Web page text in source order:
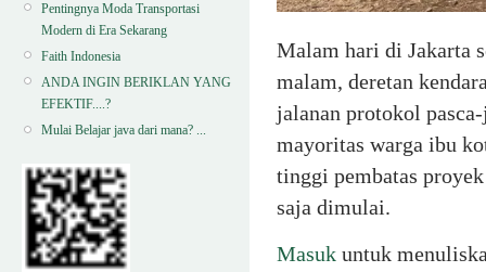
Pentingnya Moda Transportasi
Modern di Era Sekarang
Faith Indonesia
ANDA INGIN BERIKLAN YANG
EFEKTIF....?
Mulai Belajar java dari mana? ...
Malam hari di Jakarta
malam, deretan
jalanan protokol
mayoritas warga ibu
tinggi pembatas
saja dimulai.
Masuk untuk